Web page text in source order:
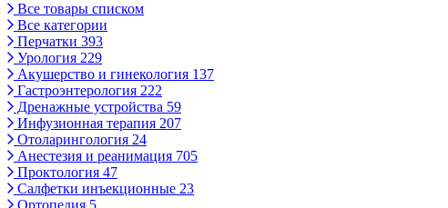
Все товары списком
Все категории
Перчатки 393
Урология 229
Акушерство и гинекология 137
Гастроэнтерология 222
Дренажные устройства 59
Инфузионная терапия 207
Отоларингология 24
Анестезия и реанимация 705
Проктология 47
Салфетки инъекционные 23
Ортопедия 5